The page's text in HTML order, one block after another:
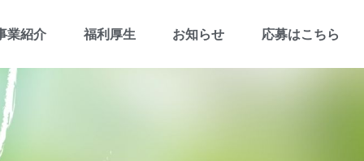
業紹介 福利厚生 お知らせ 応募はこちら